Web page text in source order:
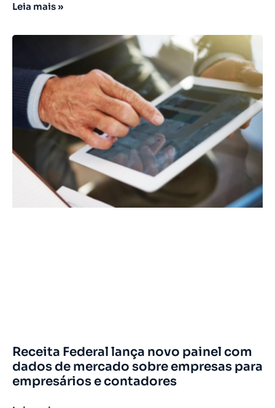
Leia mais »
Receita Federal lança novo painel com
dados de mercado sobre empresas para
empresários e contadores